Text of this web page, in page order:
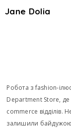
Jane Dolia
Робота з fashion-
Department Store,
commerce відділів.
залишили